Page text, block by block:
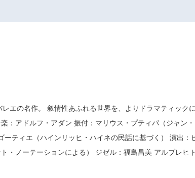
エの名作。 叙情性あふれる世界を、よりドラマティック
楽：アドルフ・アダン 振付：マリウス・プティパ（
ティエ（ハインリッヒ・ハイネの民話に基づく） 演出
・ノーテーションによる） ジゼル：福島昌美 アルブレヒ